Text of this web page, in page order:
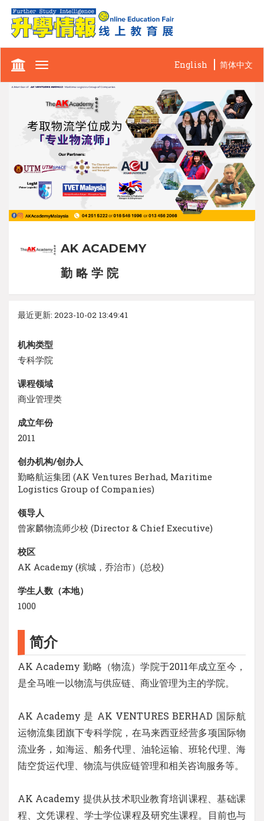
Toggle
English 简体中文
AK ACADEMY
勤 略 学 院
最近更新: 2023-10-02 13:49:41
机构类型
专科学院
课程领域
商业管理类
成立年份
2011
创办机构/创办人
勤略航运集团 (AK Ventures Berhad, Maritime
Logistics Group of Companies)
领导人
曾家麟物流师少校 (Director & Chief Executive)
校区
AK Academy (槟城，乔治市）(总校)
学生人数（本地）
1000
简介
AK Academy 勤略（物流）学院于2011年成立至今，
是全马唯一以物流与供应链、商业管理为主的学院。
AK Academy 是 AK VENTURES BERHAD 国际航
运物流集团旗下专科学院，在马来西亚经营多项国际物
流业务，如海运、船务代理、油轮运输、班轮代理、海
陆空货运代理、物流与供应链管理和相关咨询服务等。
AK Academy 提供从技术职业教育培训课程、基础课
程、文凭课程、学士学位课程及研究生课程。目前也与